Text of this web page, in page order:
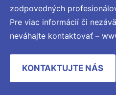
zodpovedných
Pre viac informácií či
neváhajte kontaktovať –
KONTAKTUJTE NÁS